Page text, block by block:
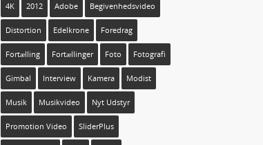
4K 2012 Adobe Begivenhedsvideo
Distortion Edelkrone Foredrag
Fortælling Fortællinger Foto Fotografi
Gimbal Interview Kamera Modist
Musik Musikvideo Nyt Udstyr
Promotion Video SliderPlus